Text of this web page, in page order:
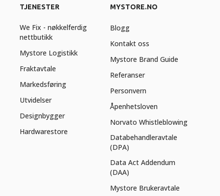
TJENESTER
We Fix - nøkkelferdig
nettbutikk
Mystore Logistikk
Fraktavtale
Markedsføring
Utvidelser
Designbygger
Hardwarestore
MYSTORE.NO
Blogg
Kontakt oss
Mystore Brand Guide
Referanser
Personvern
Åpenhetsloven
Norvato Whistleblowing
Databehandleravtale
(DPA)
Data Act Addendum
(DAA)
Mystore Brukeravtale